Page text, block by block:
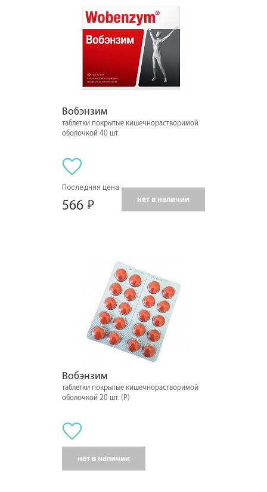
Вобэнзим
таблетки покрытые кишечнорастворимой
оболочкой 40 шт.
Последняя цена:
566 нет в наличии
Вобэнзим
таблетки покрытые кишечнорастворимой
оболочкой 20 шт. (Р)
нет в наличии